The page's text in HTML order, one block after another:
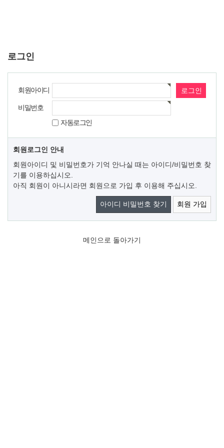
로그인
회원아이디
비밀번호
자동로그인
회원로그인 안내
회원아이디 및 비밀번호가 기억 안나실 때는 아이디/비밀번호 찾
기를 이용하십시오.
아직 회원이 아니시라면 회원으로 가입 후 이용해 주십시오.
아이디 비밀번호 찾기 회원 가입
메인으로 돌아가기